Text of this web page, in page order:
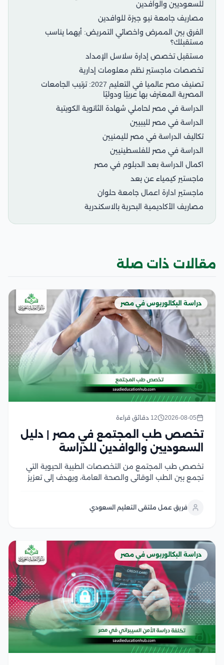
للسعوديين والوافدين
مصاريف جامعة نيو جيزة للوافدين
الفرق بين الممرض واخصائي التمريض: أيهما يناسب
مستقبلك؟
مستقبل تخصص إدارة سلاسل الإمداد
تخصصات ماجستير نظم معلومات إدارية
تصنيف مصر عالميا في التعليم 2027: ترتيب الجامعات
المصرية المعترف بها عربيًا ودوليًا
الدراسة في مصر لحاملي شهادة الثانوية الكويتية
الدراسة في مصر لليبيين
تكاليف الدراسة في مصر لليمنيين
الدراسة في مصر للفلسطينيين
اكمال الدراسة بعد الدبلوم في مصر
ماجستير كيمياء عن بعد
ماجستير ادارة اعمال جامعة حلوان
مصاريف الأكاديمية البحرية بالاسكندرية
مقالات ذات صلة
دراسة البكالوريوس في مصر
2026-08-05 12 دقائق قراءة
تخصص طب المجتمع في مصر | دليل
السعوديين والوافدين للدراسة
تخصص طب المجتمع من التخصصات الطبية الحيوية التي
تجمع بين الطب الوقائي والصحة العامة، ويهدف إلى تعزيز
ويشهد هذا التخصص إقبالًا كبير من الطلاب...
فريق عمل ملتقى التعليم السعودي
دراسة البكالوريوس في مصر